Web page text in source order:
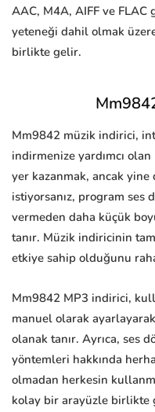
AAC, M4A, AIFF ve
yeteneği dahil olmak
birlikte gelir.
Mm9842 müzik indirici,
indirmenize yardımcı
yer kazanmak, ancak
istiyorsanız, program ses
vermeden daha küçük
tanır. Müzik indiricinin
etkiye sahip olduğunu
Mm9842 MP3 indirici,
manuel olarak
olanak tanır. Ayrıca, ses
yöntemleri hakkında
olmadan herkesin
kolay bir arayüzle